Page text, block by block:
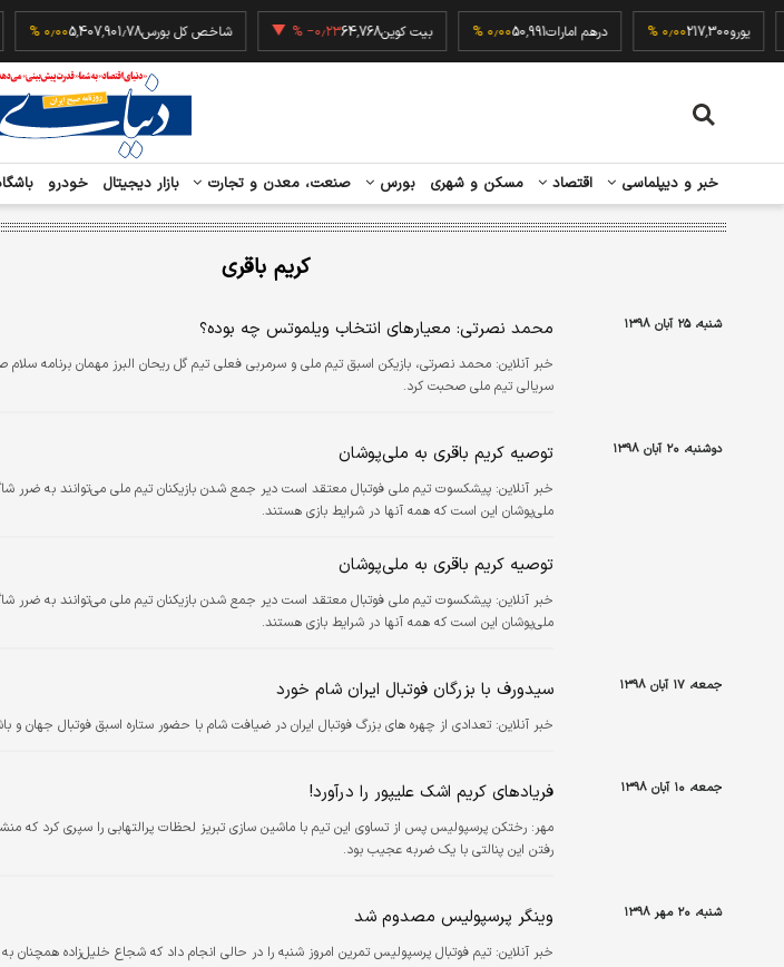
یورو217,300۰٫۰۰ % درهم امارات50,991۰٫۰۰ % بیت کوین64,768 ‎−۰٫۲۳ % شاخص کل بورس5,407,901.78۰٫۰۰ %
خبر و دیپلماسی اقتصاد مسکن و شهری بورس صنعت، معدن و تجارت بازار دیجیتال خودرو
کریم باقری
شنبه، ۲۵ آبان ۱۳۹۸ محمد نصرتی: معیارهای انتخاب ویلموتس چه بوده؟
خبر آنلاین: محمد نصرتی، بازیکن اسبق تیم ملی و سرمربی فعلی تیم گل ریحان البرز مهمان برنامه سلام
سریالی تیم ملی صحبت کرد.
دوشنبه، ۲۰ آبان ۱۳۹۸ توصیه کریم باقری به ملی‌پوشان
خبر آنلاین: پیشکسوت تیم ملی فوتبال معتقد است دیر جمع شدن بازیکنان تیم ملی می‌توانند به ضرر
ملی‌پوشان این است که همه آنها در شرایط بازی هستند.
توصیه کریم باقری به ملی‌پوشان
خبر آنلاین: پیشکسوت تیم ملی فوتبال معتقد است دیر جمع شدن بازیکنان تیم ملی می‌توانند به ضرر
ملی‌پوشان این است که همه آنها در شرایط بازی هستند.
جمعه، ۱۷ آبان ۱۳۹۸ سیدورف با بزرگان فوتبال ایران شام خورد
خبر آنلاین: تعدادی از چهره های بزرگ فوتبال ایران در ضیافت شام با حضور ستاره اسبق فوتبال جهان و
جمعه، ۱۰ آبان ۱۳۹۸ فریادهای کریم اشک علیپور را درآورد!
مهر: رختکن پرسپولیس پس از تساوی این تیم با ماشین سازی تبریز لحظات پرالتهابی را سپری کرد که
رفتن این پنالتی با یک ضربه عجیب بود.
شنبه، ۲۰ مهر ۱۳۹۸ وینگر پرسپولیس مصدوم شد
خبر آنلاین: تیم فوتبال پرسپولیس تمرین امروز شنبه را در حالی انجام داد که شجاع خلیل‌زاده همچنان به